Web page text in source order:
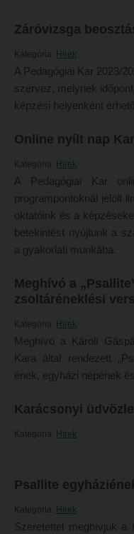
Marosvásárhelyi képzési hely
Kecskeméti képzési hely
Gyakorlati képzés
Kari kutatócsoportok
Tudományos diákköri
Kari kutatási pályázatok
Kari kiadványok
Pótfelvételi 2026
PK Felvételi Tájékoztató
Intézményi pontok igazolása
Hitéleti képzések jelentkezési
Református Pedagógiai Intézet
Képzéseink
Nagykőrösi képzési hely
Budapesti képzési hely
Marosvásárhelyi képzési hely
Kecskeméti képzési hely
Kari kutatócsoportok
Tehetséggondozás
Tudományos diákköri
PK Felvételi Tájékoztató
Záróvizsga
Kategória: Hírek
A Pedagógiai Kar 2023/
szervez, melynek
képzési helyenként
Online nyílt nap
Kategória: Hírek
A Pedagógiai Kar
programpontoknál jelölt
oktatóink és a
betekintést nyújtunk a
a gyakorlati munkába.
Meghívó a
zsoltáréneklési
Kategória: Hírek
Meghívó a Károli
Kara által rendezett
ének, egyházi népének
Karácsonyi
Kategória: Hírek
Psallite
Kategória: Hírek
Szeretettel meghívjuk a